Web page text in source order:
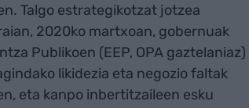
Talgo estrategikotzat jotzea
2020ko martxoan, gobernuak
Publikoen (EEP, OPA gaztelaniaz)
likidezia eta negozio faltak
eta kanpo inbertitzaileen esku